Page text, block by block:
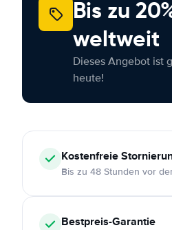
Bis zu
weltweit
Dieses Angebot ist
heute!
Kostenfreie
Bis zu 48 Stunden vor
Bestpreis-Garantie